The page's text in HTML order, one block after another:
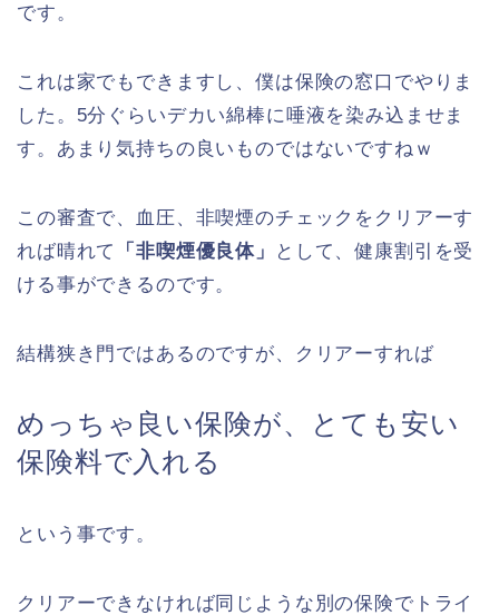
です。
これは家でもできますし、僕は保険の窓口でやりま
した。5分ぐらいデカい綿棒に唾液を染み込ませま
す。あまり気持ちの良いものではないですねｗ
この審査で、血圧、非喫煙のチェックをクリアーす
れば晴れて
「非喫煙優良体」
として、健康割引を受
ける事ができるのです。
結構狭き門ではあるのですが、クリアーすれば
めっちゃ良い保険が、とても安い
保険料で入れる
という事です。
クリアーできなければ同じような別の保険でトライ